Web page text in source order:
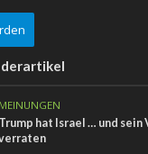
MEINUNGEN
Trump hat Israel … und sein